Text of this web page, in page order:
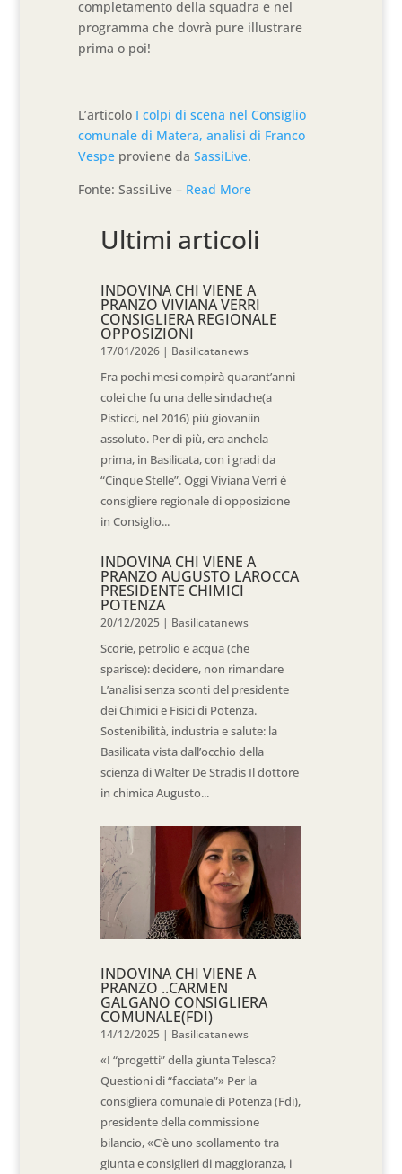
completamento della squadra e nel
programma che dovrà pure illustrare
prima o poi!
L’articolo I colpi di scena nel Consiglio
comunale di Matera, analisi di Franco
Vespe proviene daSassiLive.
Fonte: SassiLive – Read More
Ultimi articoli
INDOVINA CHI VIENE A
PRANZO VIVIANA VERRI
CONSIGLIERA REGIONALE
OPPOSIZIONI
17/01/2026 | Basilicatanews
Fra pochi mesi compirà quarant’anni
colei che fu una delle sindache(a
Pisticci, nel 2016) più giovaniin
assoluto. Per di più, era anchela
prima, in Basilicata, con i gradi da
“Cinque Stelle”. Oggi Viviana Verri è
consigliere regionale di opposizione
in Consiglio...
INDOVINA CHI VIENE A
PRANZO AUGUSTO LAROCCA
PRESIDENTE CHIMICI
POTENZA
20/12/2025 | Basilicatanews
Scorie, petrolio e acqua (che
sparisce): decidere, non rimandare
L’analisi senza sconti del presidente
dei Chimici e Fisici di Potenza.
Sostenibilità, industria e salute: la
Basilicata vista dall’occhio della
scienza di Walter De Stradis Il dottore
in chimica Augusto...
INDOVINA CHI VIENE A
PRANZO ..CARMEN
GALGANO CONSIGLIERA
COMUNALE(FDI)
14/12/2025 | Basilicatanews
«I “progetti” della giunta Telesca?
Questioni di “facciata”» Per la
consigliera comunale di Potenza (Fdi),
presidente della commissione
bilancio, «C’è uno scollamento tra
giunta e consiglieri di maggioranza, i